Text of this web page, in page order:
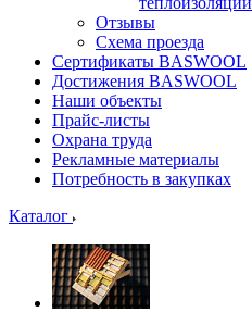
Отзывы
Схема проезда
Сертификаты BASWOOL
Достижения BASWOOL
Наши объекты
Прайс-листы
Охрана труда
Рекламные материалы
Потребность в закупках
Каталог